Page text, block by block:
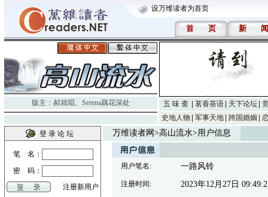
设万维读者为首页
首 页 新 闻
版主： 郝就唱、 Serena藕花深处 五 味 斋 茗香茶语 天下论坛
史地人物
军事天地 跨国婚姻
登 录 论 坛
笔 名：
密 码：
注册新用户
万维读者网 >高山流水>用户信息
用户笔名: 一路风铃
注册时间: 2023年12月27日